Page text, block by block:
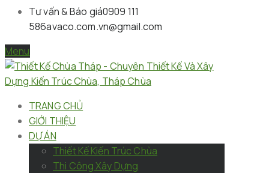
Tư vấn & Báo giá0909 111
586avaco.com.vn@gmail.com
Menu
TRANG CHỦ
GIỚI THIỆU
DỰ ÁN
Thiết Kế Kiến Trúc Chùa
Thi Công Xây Dựng